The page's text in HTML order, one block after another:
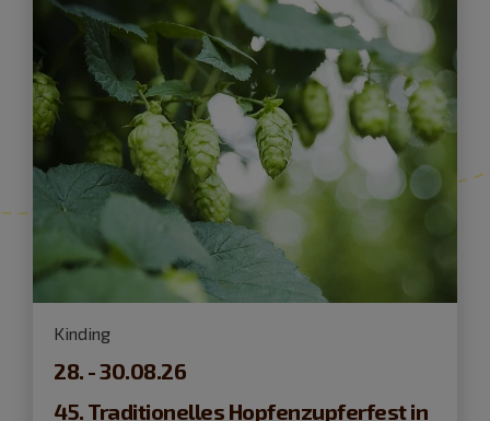
Kinding
28. - 30.08.26
45. Traditionelles Hopfenzupferfest in